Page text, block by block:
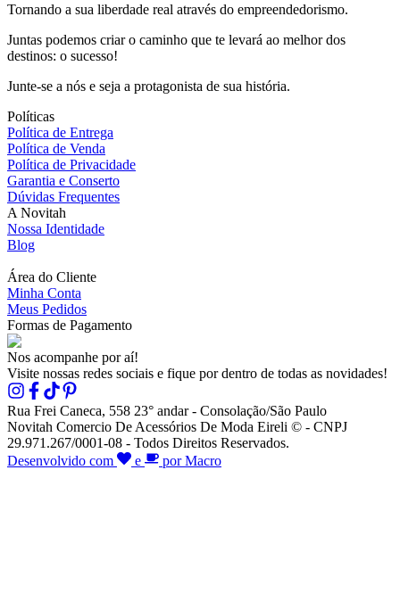
Tornando a sua liberdade real através do empreendedorismo.
Juntas podemos criar o caminho que te levará ao melhor dos
destinos: o sucesso!
Junte-se a nós e seja a protagonista de sua história.
Políticas
Política de Entrega
Política de Venda
Política de Privacidade
Garantia e Conserto
Dúvidas Frequentes
A Novitah
Nossa Identidade
Blog
Área do Cliente
Minha Conta
Meus Pedidos
Formas de Pagamento
Nos acompanhe por aí!
Visite nossas redes sociais e fique por dentro de todas as novidades!
Rua Frei Caneca, 558 23° andar - Consolação/São Paulo
Novitah Comercio De Acessórios De Moda Eireli © - CNPJ
29.971.267/0001-08 - Todos Direitos Reservados.
Desenvolvido com
e por Macro